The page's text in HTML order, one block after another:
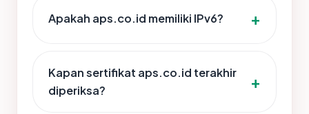
Apakah aps.co.id memiliki IPv6?
Kapan sertifikat aps.co.id terakhir
diperiksa?